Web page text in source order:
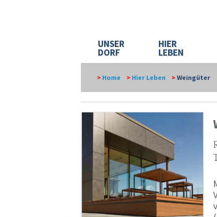
UNSER
DORF
HIER
LEBEN
> Home > Hier Leben >Weingüter